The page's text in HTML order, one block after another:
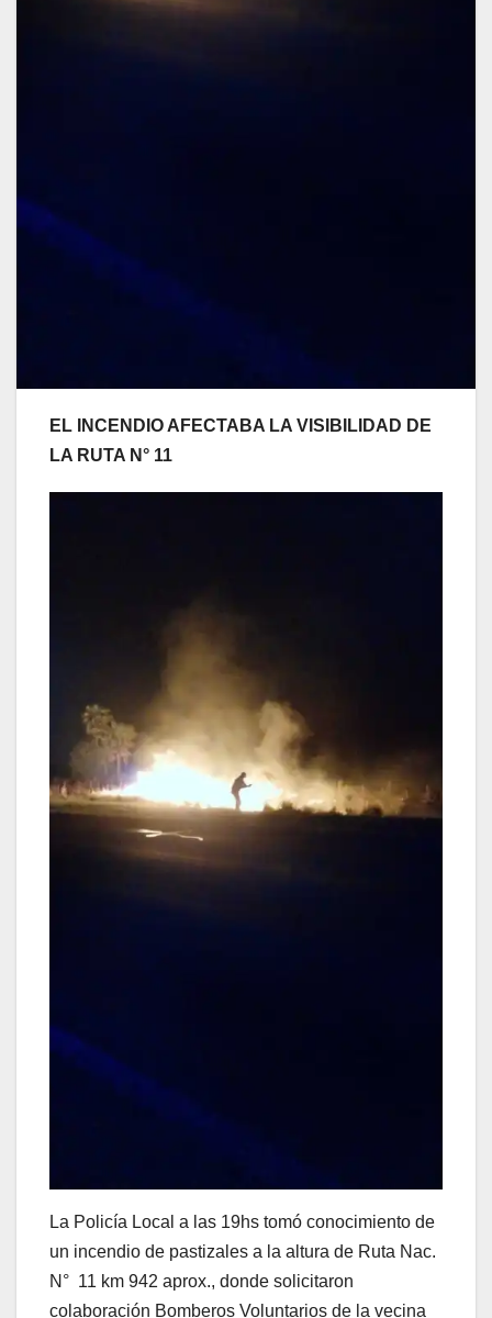
EL INCENDIO AFECTABA LA VISIBILIDAD DE
LA RUTA N° 11
La Policía Local a las 19hs tomó conocimiento de
un incendio de pastizales a la altura de Ruta Nac.
N° 11 km 942 aprox., donde solicitaron
colaboración Bomberos Voluntarios de la vecina